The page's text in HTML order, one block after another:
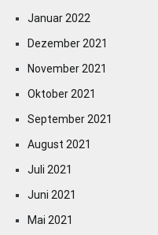
Januar 2022
Dezember 2021
November 2021
Oktober 2021
September 2021
August 2021
Juli 2021
Juni 2021
Mai 2021